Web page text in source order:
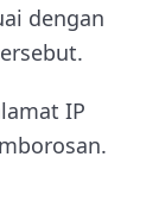
dengan
IP